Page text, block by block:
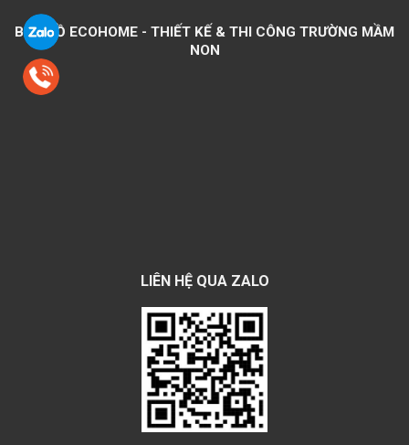
BẢN ĐỒ ECOHOME - THIẾT KẾ & THI CÔNG TRƯỜNG MẦM
NON
LIÊN HỆ QUA ZALO